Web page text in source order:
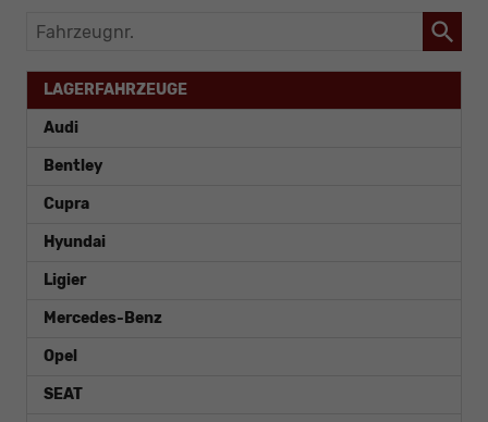
Fahrzeugnr.
LAGERFAHRZEUGE
Audi
Bentley
Cupra
Hyundai
Ligier
Mercedes-Benz
Opel
SEAT